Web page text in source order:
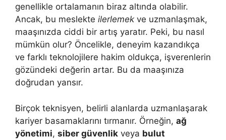
genellikle ortalamanın biraz altında olabilir.
Ancak, bu meslekte ilerlemek ve uzmanlaşmak,
maaşınızda ciddi bir artış yaratır. Peki, bu nasıl
mümkün olur? Öncelikle, deneyim kazandıkça
ve farklı teknolojilere hakim oldukça, işverenlerin
gözündeki değerin artar. Bu da maaşınıza
doğrudan yansır.
Birçok teknisyen, belirli alanlarda uzmanlaşarak
kariyer basamaklarını tırmanır. Örneğin, ağ
yönetimi, siber güvenlik veya bulut